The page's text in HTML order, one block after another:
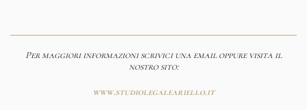
Per maggiori informazioni scrivici una email oppure visita il
nostro sito:
www.studiolegaleariello.it